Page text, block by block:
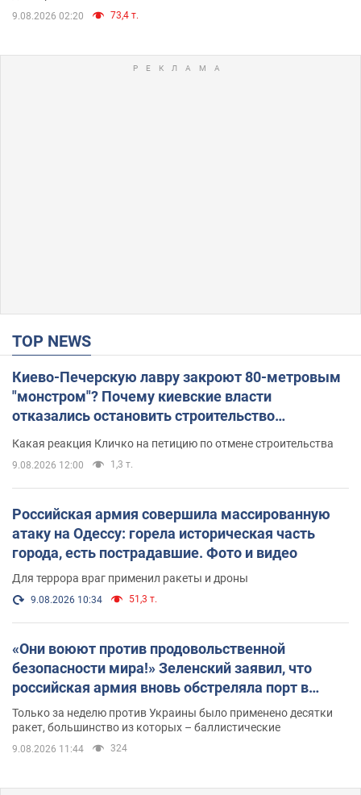
9.08.2026 02:20 73,4 т.
TOP NEWS
Киево-Печерскую лавру закроют 80-метровым
"монстром"? Почему киевские власти
отказались остановить строительство
Какая реакция Кличко на петицию по отмене строительства
9.08.2026 12:00 1,3 т.
Российская армия совершила массированную
атаку на Одессу: горела историческая часть
города, есть пострадавшие. Фото и видео
Для террора враг применил ракеты и дроны
9.08.2026 10:34 51,3 т.
«Они воюют против продовольственной
безопасности мира!» Зеленский заявил, что
российская армия вновь обстреляла порт в
Одессе
Только за неделю против Украины было применено десятки
ракет, большинство из которых – баллистические
9.08.2026 11:44 324